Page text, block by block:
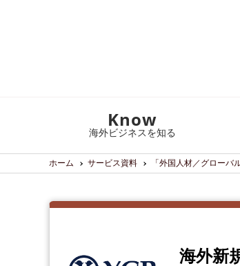
Know
海外ビジネスを知る
ホーム サービス資料 「外国人材／グロー
海外新